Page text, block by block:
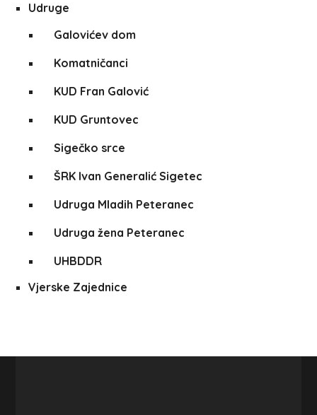
Udruge
Galovićev dom
Komatničanci
KUD Fran Galović
KUD Gruntovec
Sigečko srce
ŠRK Ivan Generalić Sigetec
Udruga Mladih Peteranec
Udruga žena Peteranec
UHBDDR
Vjerske Zajednice